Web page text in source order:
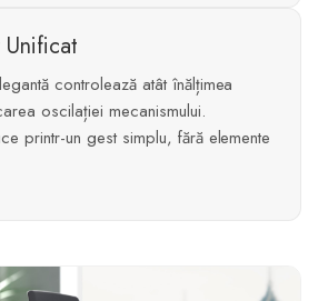
controlează atât înălțimea
oscilației mecanismului.
printr-un gest simplu, fără elemente